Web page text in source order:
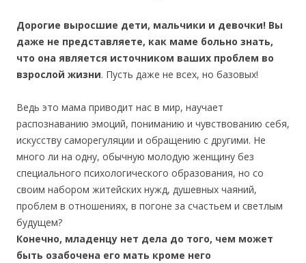
Дорогие выросшие дети, мальчики и девочки! Вы
даже не представляете, как маме больно знать,
что она является источником ваших проблем во
взрослой жизни. Пусть даже не всех, но базовых!
Ведь это мама приводит нас в мир, научает
распознаванию эмоций, пониманию и чувствованию себя,
искусству саморегуляции и обращению с другими. Не
много ли на одну, обычную молодую женщину без
специального психологического образования, но со
своим набором житейских нужд, душевных чаяний,
проблем в отношениях, в погоне за счастьем и светлым
будущем?
Конечно, младенцу нет дела до того, чем может
быть озабочена его мать кроме него